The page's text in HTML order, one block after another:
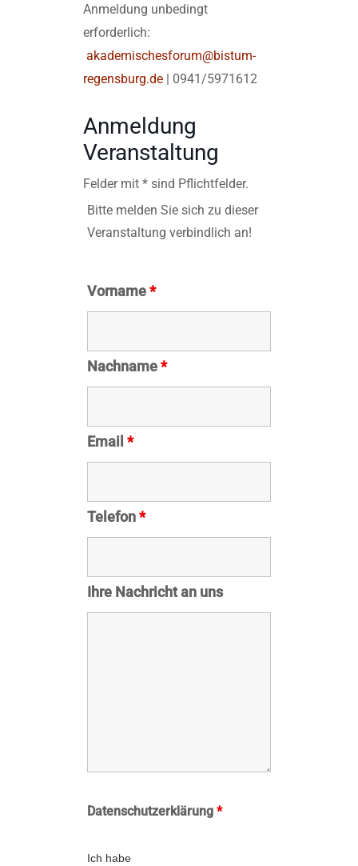
Anmeldung unbedingt
erforderlich:
akademischesforum@bistum-
regensburg.de | 0941/5971612
Anmeldung
Veranstaltung
Felder mit * sind Pflichtfelder.
Bitte melden Sie sich zu dieser
Veranstaltung verbindlich an!
Vorname*
Nachname*
Email *
Telefon*
Ihre Nachricht an uns
Datenschutzerklärung *
Ich habe